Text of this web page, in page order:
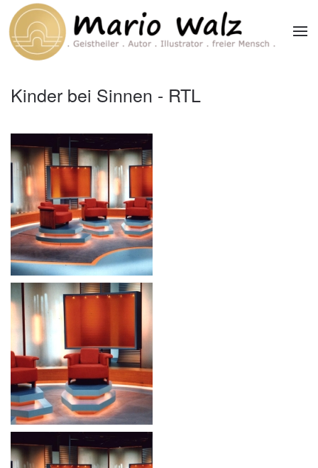
Zum Hauptinhalt springen
Kinder bei Sinnen - RTL